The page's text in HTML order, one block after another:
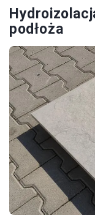
podłoża